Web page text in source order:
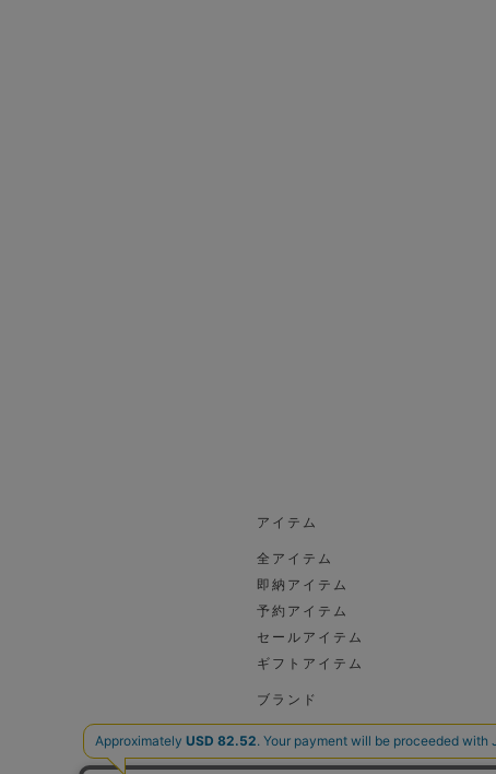
アイテム
全アイテム
即納アイテム
予約アイテム
セールアイテム
ギフトアイテム
ブランド
ブランド一覧